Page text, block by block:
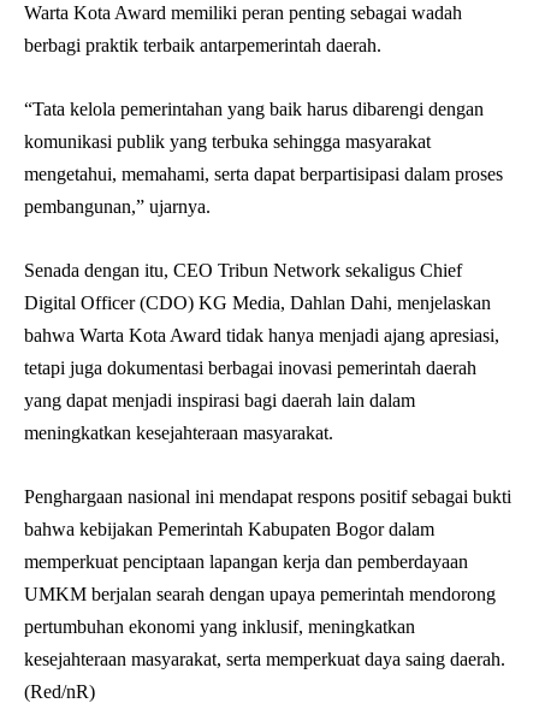
Warta Kota Award memiliki peran penting sebagai wadah
berbagi praktik terbaik antarpemerintah daerah.
“Tata kelola pemerintahan yang baik harus dibarengi dengan
komunikasi publik yang terbuka sehingga masyarakat
mengetahui, memahami, serta dapat berpartisipasi dalam proses
pembangunan,” ujarnya.
Senada dengan itu, CEO Tribun Network sekaligus Chief
Digital Officer (CDO) KG Media, Dahlan Dahi, menjelaskan
bahwa Warta Kota Award tidak hanya menjadi ajang apresiasi,
tetapi juga dokumentasi berbagai inovasi pemerintah daerah
yang dapat menjadi inspirasi bagi daerah lain dalam
meningkatkan kesejahteraan masyarakat.
Penghargaan nasional ini mendapat respons positif sebagai bukti
bahwa kebijakan Pemerintah Kabupaten Bogor dalam
memperkuat penciptaan lapangan kerja dan pemberdayaan
UMKM berjalan searah dengan upaya pemerintah mendorong
pertumbuhan ekonomi yang inklusif, meningkatkan
kesejahteraan masyarakat, serta memperkuat daya saing daerah.
(Red/nR)